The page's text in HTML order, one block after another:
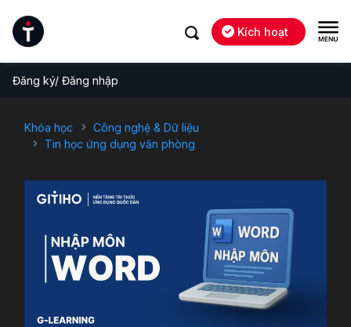
Kích hoạt
Đăng ký/ Đăng nhập
Khóa học
Công nghệ & Dữ liệu
Tin học ứng dụng văn phòng